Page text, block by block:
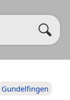
Gundelfingen